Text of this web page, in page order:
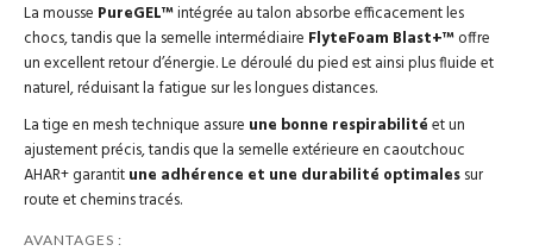
La mousse PureGEL™intégrée au talon absorbe efficacement les
chocs, tandis que la semelle intermédiaire FlyteFoam Blast+™offre
un excellent retour d’énergie. Le déroulé du pied est ainsi plus fluide et
naturel, réduisant la fatigue sur les longues distances.
La tige en mesh technique assure une bonne respirabilitéet un
ajustement précis, tandis que la semelle extérieure en caoutchouc
AHAR+ garantitune adhérence et une durabilité optimalessur
route et chemins tracés.
AVANTAGES :